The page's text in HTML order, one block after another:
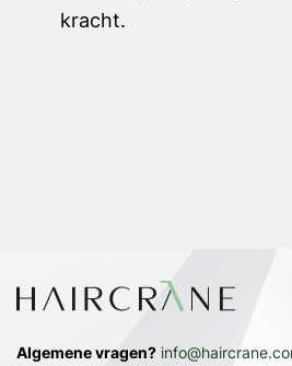
kracht.
Algemene vragen?